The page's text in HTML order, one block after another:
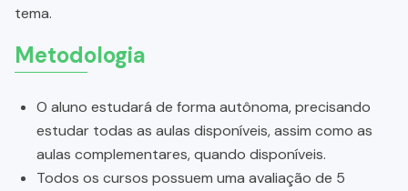
tema.
Metodologia
O aluno estudará de forma autônoma, precisando
estudar todas as aulas disponíveis, assim como as
aulas complementares, quando disponíveis.
Todos os cursos possuem uma avaliação de 5